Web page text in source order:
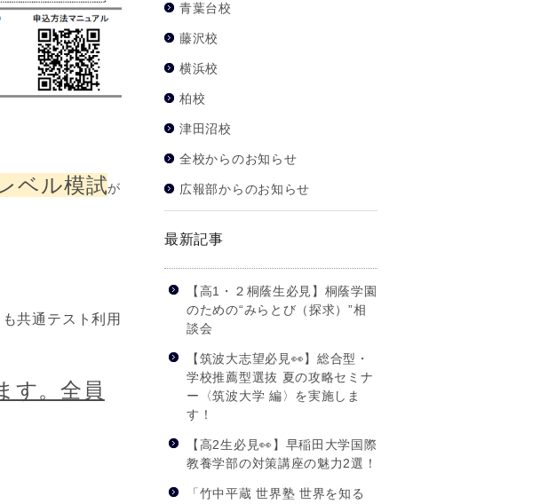
ベル模試が
共通テスト利用
す。全員
青葉台校
藤沢校
横浜校
柏校
津田沼校
全校からのお知らせ
広報部からのお知らせ
最新記事
【高1・２桐蔭生必見】桐蔭学園
のための“みらとび（探求）”相
談会
【筑波大志望必見👀】総合型・
学校推薦型選抜 夏の攻略セミナ
ー〈筑波大学 編〉を実施しま
す！
【高2生必見👀】早稲田大学国際
教養学部の対策講座の魅力2選！
「竹中平蔵 世界塾 世界を知る